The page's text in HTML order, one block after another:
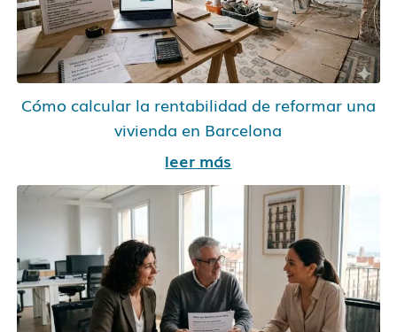
Cómo calcular la rentabilidad de reformar una
vivienda en Barcelona
leer más